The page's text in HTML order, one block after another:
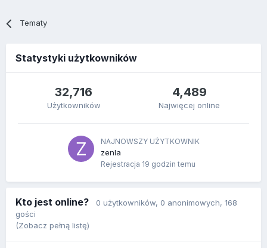
Tematy
Statystyki użytkowników
32,716
Użytkowników
4,489
Najwięcej online
NAJNOWSZY UŻYTKOWNIK
zenla
Rejestracja 19 godzin temu
Kto jest online? 0 użytkowników, 0 anonimowych, 168
gości
(Zobacz pełną listę)